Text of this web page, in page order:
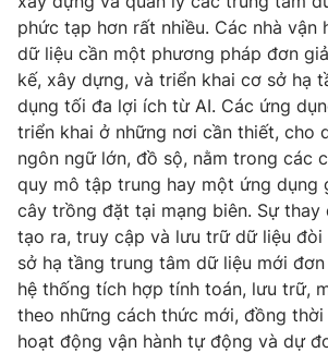
VTV Money VTV Thể
VTV Sức khoẻ Bất động
Thị trường 24h Tấm lòng
VTV4 Vươn
VTV9 VTV8
Liên hệ tòa soạn English
phức tạp hơn rất nhiều. Các nhà vận
dữ liệu cần một phương pháp đơn
kế, xây dựng, và triển khai cơ sở hạ
dụng tối đa lợi ích từ AI. Các ứng
triển khai ở những nơi cần thiết, cho
ngôn ngữ lớn, đồ sộ, nằm trong các
quy mô tập trung hay một ứng dụng
cây trồng đặt tại mạng biên. Sự
tạo ra, truy cập và lưu trữ dữ liệu
sở hạ tầng trung tâm dữ liệu mới
hệ thống tích hợp tính toán, lưu trữ,
theo những cách thức mới, đồng
hoạt động vận hành tự động và dự